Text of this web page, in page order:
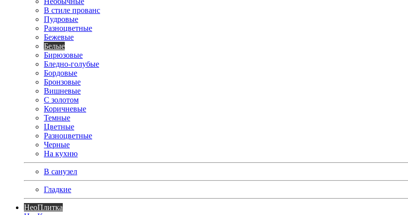
В стиле прованс
Пудровые
Разноцветные
Бежевые
Белые
Бирюзовые
Бледно-голубые
Бордовые
Бронзовые
Вишневые
С золотом
Коричневые
Темные
Цветные
Разноцветные
Черные
На кухню
В санузел
Гладкие
НеоПлитка